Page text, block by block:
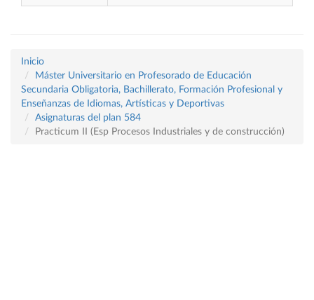
Inicio
Máster Universitario en Profesorado de Educación
Secundaria Obligatoria, Bachillerato, Formación Profesional y
Enseñanzas de Idiomas, Artísticas y Deportivas
Asignaturas del plan 584
Practicum II (Esp Procesos Industriales y de construcción)